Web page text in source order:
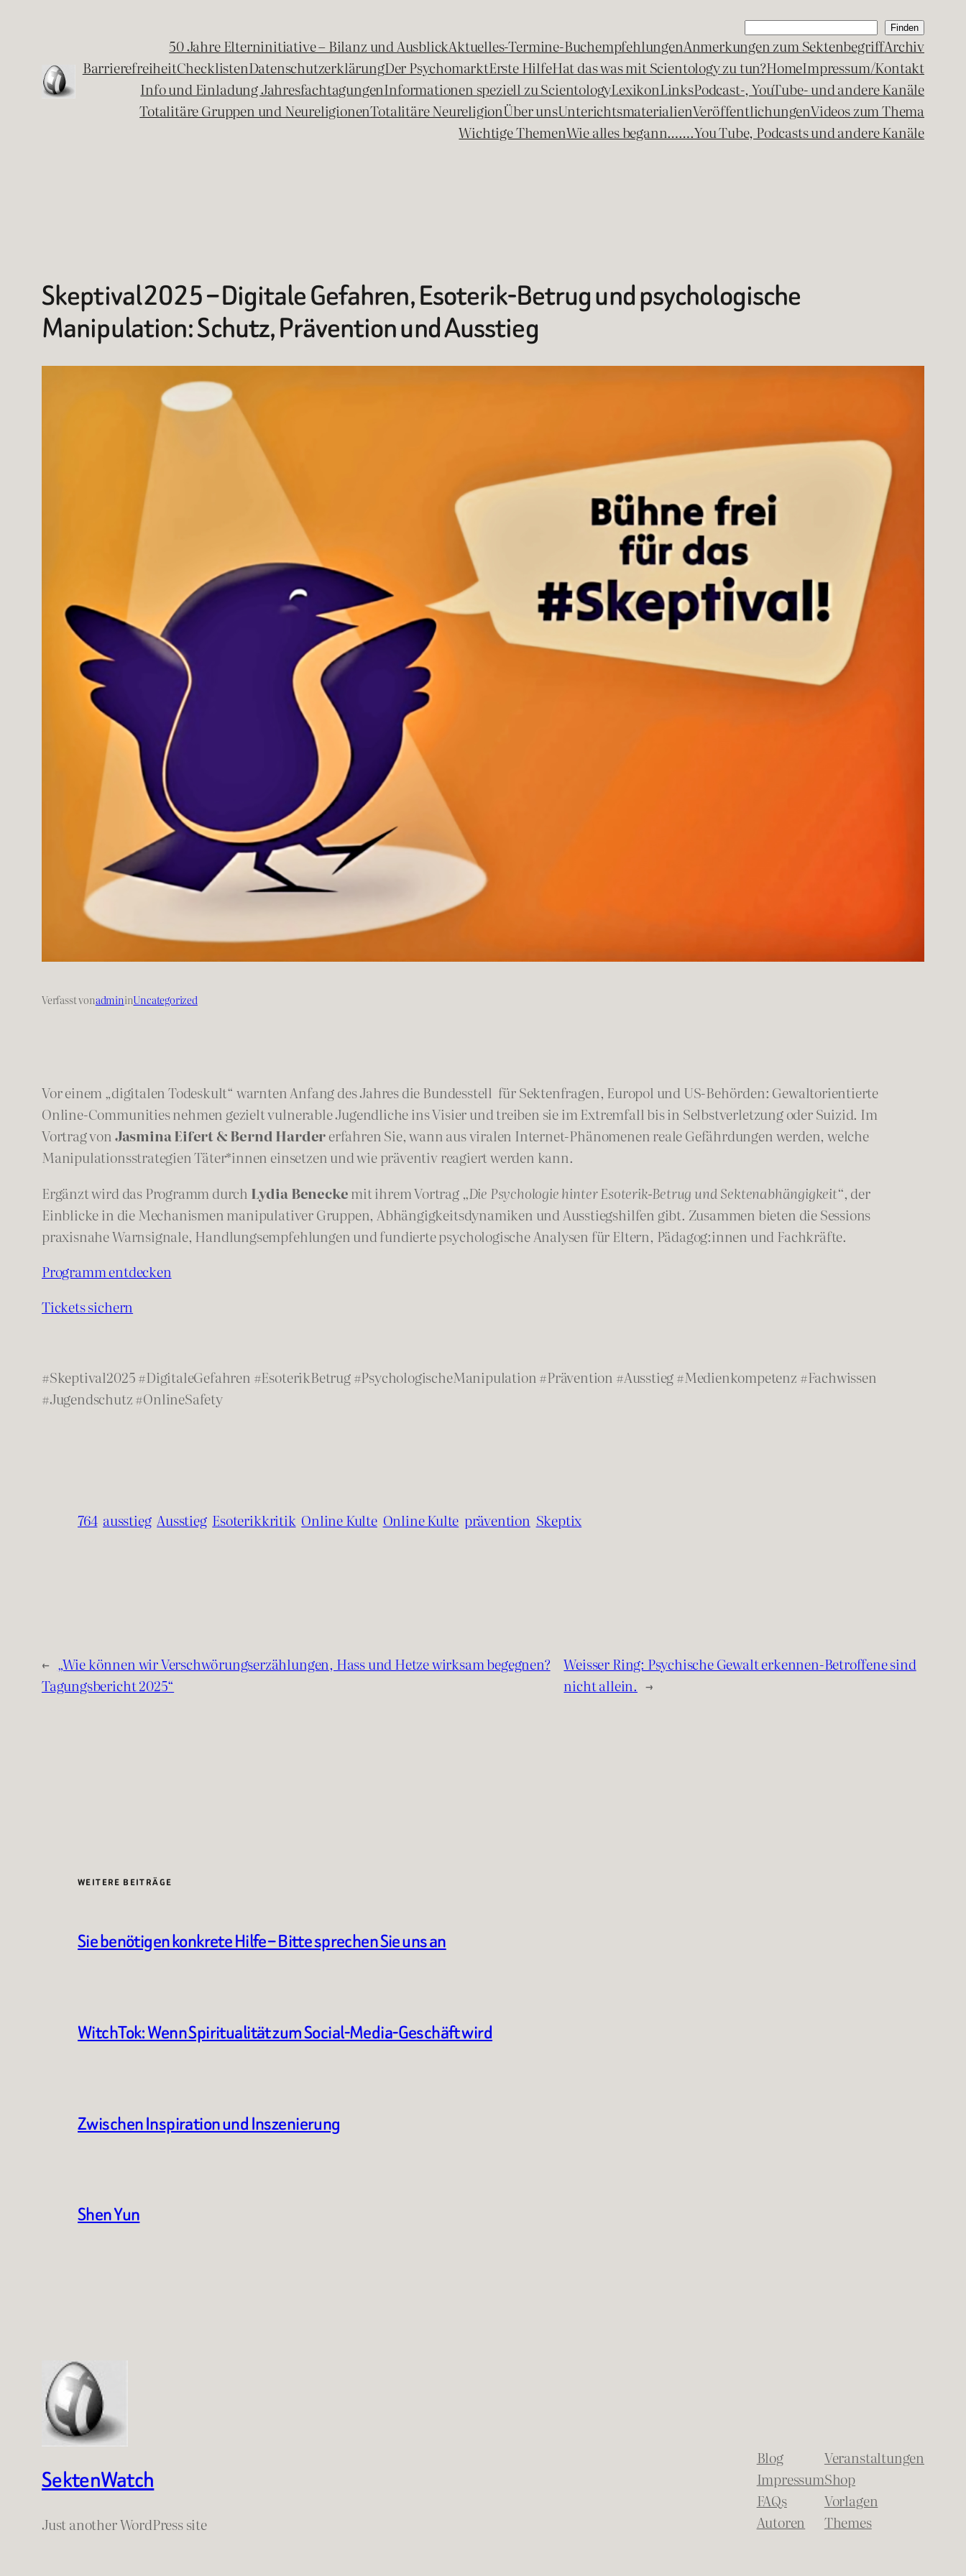
Suchen Finden
50 Jahre Elterninitiative – Bilanz und AusblickAktuelles-Termine-BuchempfehlungenAnmerkungen zum SektenbegriffArchiv
BarrierefreiheitChecklistenDatenschutzerklärungDer PsychomarktErste HilfeHat das was mit Scientology zu tun?HomeImpressum/Kontakt
Info und Einladung JahresfachtagungenInformationen speziell zu ScientologyLexikonLinksPodcast-, YouTube- und andere Kanäle
Totalitäre Gruppen und NeureligionenTotalitäre NeureligionÜber unsUnterichtsmaterialienVeröffentlichungenVideos zum Thema
Wichtige ThemenWie alles begann…….You Tube, Podcasts und andere Kanäle
Skeptival 2025 – Digitale Gefahren, Esoterik-Betrug und psychologische
Manipulation: Schutz, Prävention und Ausstieg
Verfasst vonadmininUncategorized
Vor einem „digitalen Todeskult“ warnten Anfang des Jahres die Bundesstell für Sektenfragen, Europol und US-Behörden: Gewaltorientierte
Online-Communities nehmen gezielt vulnerable Jugendliche ins Visier und treiben sie im Extremfall bis in Selbstverletzung oder Suizid. Im
Vortrag vonJasmina Eifert & Bernd Hardererfahren Sie, wann aus viralen Internet-Phänomenen reale Gefährdungen werden, welche
Manipulationsstrategien Täter*innen einsetzen und wie präventiv reagiert werden kann.
Ergänzt wird das Programm durch Lydia Beneckemit ihrem Vortrag „Die Psychologie hinter Esoterik-Betrug und Sektenabhängigkeit“, der
Einblicke in die Mechanismen manipulativer Gruppen, Abhängigkeitsdynamiken und Ausstiegshilfen gibt. Zusammen bieten die Sessions
praxisnahe Warnsignale, Handlungsempfehlungen und fundierte psychologische Analysen für Eltern, Pädagog:innen und Fachkräfte.
Programm entdecken
Tickets sichern
#Skeptival2025 #DigitaleGefahren #EsoterikBetrug #PsychologischeManipulation #Prävention #Ausstieg #Medienkompetenz #Fachwissen
#Jugendschutz #OnlineSafety
764 ausstieg Ausstieg Esoterikkritik Online Kulte Online Kulte prävention Skeptix
← „Wie können wir Verschwörungserzählungen, Hass und Hetze wirksam begegnen?
Tagungsbericht 2025“
Weisser Ring: Psychische Gewalt erkennen-Betroffene sind
nicht allein. →
WEITERE BEITRÄGE
Sie benötigen konkrete Hilfe – Bitte sprechen Sie uns an
WitchTok: Wenn Spiritualität zum Social-Media-Geschäft wird
Zwischen Inspiration und Inszenierung
Shen Yun
SektenWatch
Just another WordPress site
Blog
Impressum
FAQs
Autoren
Veranstaltungen
Shop
Vorlagen
Themes